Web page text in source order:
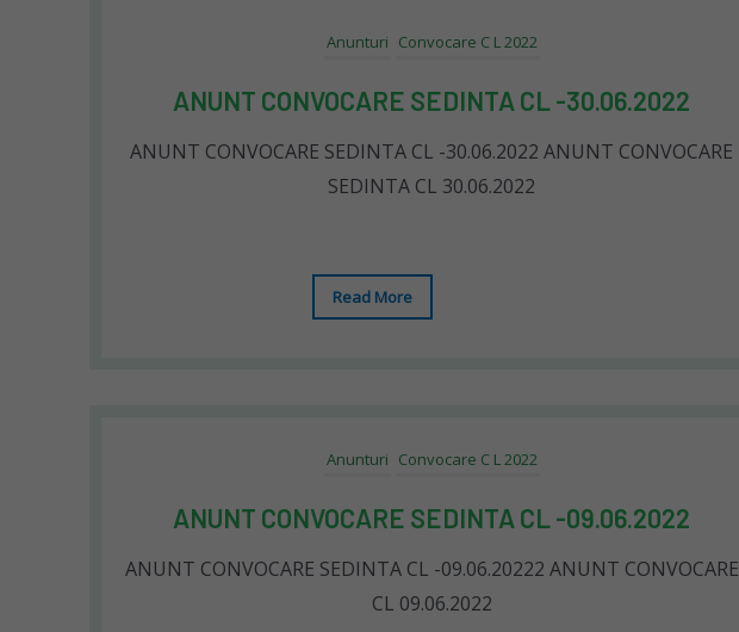
Anunturi Convocare C L 2022
ANUNT CONVOCARE SEDINTA CL -30.06.2022
ANUNT CONVOCARE SEDINTA CL -30.06.2022 ANUNT CONVOCARE
SEDINTA CL 30.06.2022
Read More
Anunturi Convocare C L 2022
ANUNT CONVOCARE SEDINTA CL -09.06.2022
ANUNT CONVOCARE SEDINTA CL -09.06.20222 ANUNT CONVOCARE
CL 09.06.2022